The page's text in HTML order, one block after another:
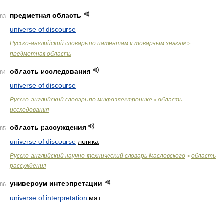
83
предметная область
universe of discourse
Русско-английский словарь по патентам и товарным знакам >
предметная область
84
область исследования
universe of discourse
Русско-английский словарь по микроэлектронике > область
исследования
85
область рассуждения
universe of discourse логика
Русско-английский научно-технический словарь Масловского > область
рассуждения
86
универсум интерпретации
universe of interpretation мат.